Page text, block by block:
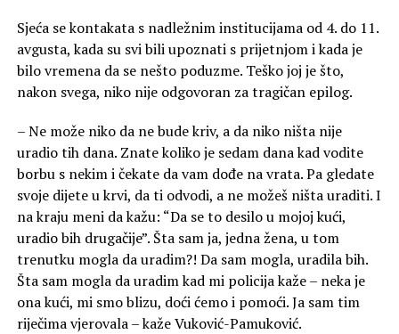
Sjeća se kontakata s nadležnim institucijama od 4. do 11.
avgusta, kada su svi bili upoznati s prijetnjom i kada je
bilo vremena da se nešto poduzme. Teško joj je što,
nakon svega, niko nije odgovoran za tragičan epilog.
– Ne može niko da ne bude kriv, a da niko ništa nije
uradio tih dana. Znate koliko je sedam dana kad vodite
borbu s nekim i čekate da vam dođe na vrata. Pa gledate
svoje dijete u krvi, da ti odvodi, a ne možeš ništa uraditi. I
na kraju meni da kažu: “Da se to desilo u mojoj kući,
uradio bih drugačije”. Šta sam ja, jedna žena, u tom
trenutku mogla da uradim?! Da sam mogla, uradila bih.
Šta sam mogla da uradim kad mi policija kaže – neka je
ona kući, mi smo blizu, doći ćemo i pomoći. Ja sam tim
riječima vjerovala – kaže Vuković-Pamuković.